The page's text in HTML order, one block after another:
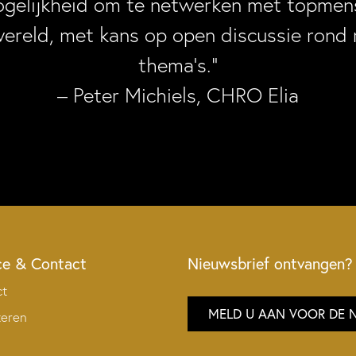
met kans op open discussie rond
thema’s.”
– Peter Michiels, CHRO Elia
& Contact Nieuwsbrief ontvangen?
MELD U AAN VOOR DE